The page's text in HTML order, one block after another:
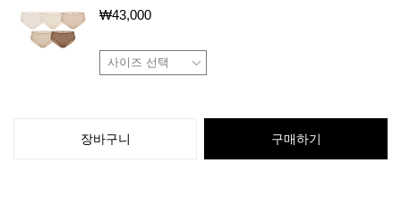
₩43,000
장바구니 구매하기